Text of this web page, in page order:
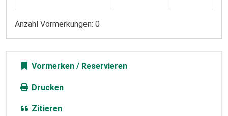
Anzahl Vormerkungen: 0
Vormerken
Drucken
Zitieren